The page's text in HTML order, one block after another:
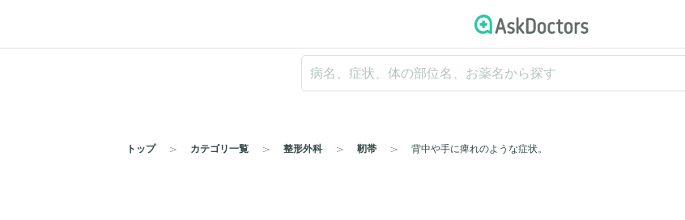
トップ カテゴリ一覧 整形外科 靭帯 背中や手に痺れのような症状。